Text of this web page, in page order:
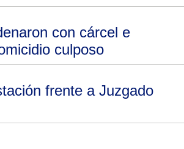
con cárcel e
culposo
frente a Juzgado